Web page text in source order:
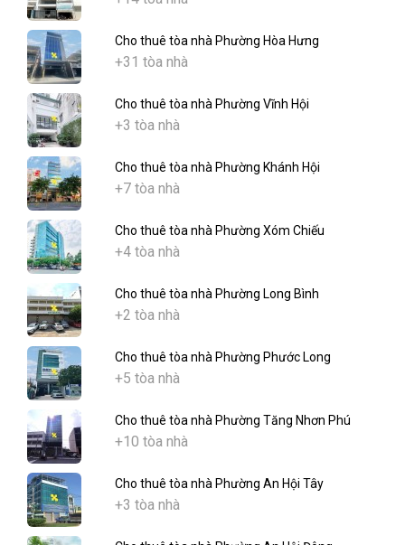
Cho thuê tòa nhà Phường Hòa Hưng
+31 tòa nhà
Cho thuê tòa nhà Phường Vĩnh Hội
+3 tòa nhà
Cho thuê tòa nhà Phường Khánh Hội
+7 tòa nhà
Cho thuê tòa nhà Phường Xóm Chiếu
+4 tòa nhà
Cho thuê tòa nhà Phường Long Bình
+2 tòa nhà
Cho thuê tòa nhà Phường Phước Long
+5 tòa nhà
Cho thuê tòa nhà Phường Tăng Nhơn Phú
+10 tòa nhà
Cho thuê tòa nhà Phường An Hội Tây
+3 tòa nhà